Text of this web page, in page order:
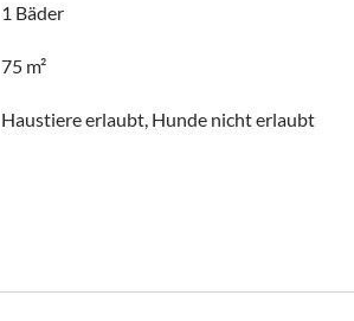
1 Bäder
75 m²
Haustiere erlaubt, Hunde nicht erlaubt